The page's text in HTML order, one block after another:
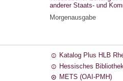
anderer Staats- und
Morgenausgabe
Katalog Plus HLB
Hessisches
METS (OAI-PMH)